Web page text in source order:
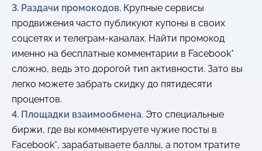
3. Раздачи промокодов. Крупные сервисы
продвижения часто публикуют купоны в своих
соцсетях и телеграм-каналах. Найти промокод
именно на бесплатные комментарии в Facebook*
сложно, ведь это дорогой тип активности. Зато вы
легко можете забрать скидку до пятидесяти
процентов.
4. Площадки взаимообмена. Это специальные
биржи, где вы комментируете чужие посты в
Facebook*, зарабатываете баллы, а потом тратите